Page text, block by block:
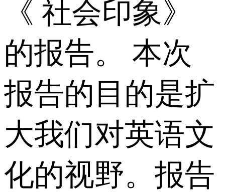
《 社会印象》
的报告。 本次
报告的目的是扩
大我们对英语文
化的视野。报告